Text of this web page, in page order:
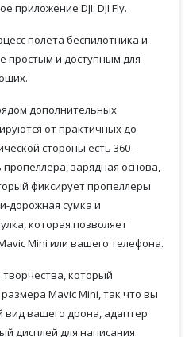
приложение DJI: DJI Fly.
полета беспилотника и
простым и доступным для
дополнительных
от практичных до
стороны есть 360-
зарядная основа,
фиксирует пропеллеры
дорожная сумка и
которая позволяет
Mini или вашего телефона.
который
Mavic Mini, так что вы
вашего дрона, адаптер
дисплей для написания